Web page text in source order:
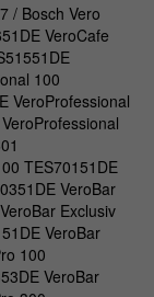
/ Bosch Vero
VeroCafe
100
VeroProfessional
TES70151DE
VeroBar
Exclusiv
VeroBar
100
VeroBar